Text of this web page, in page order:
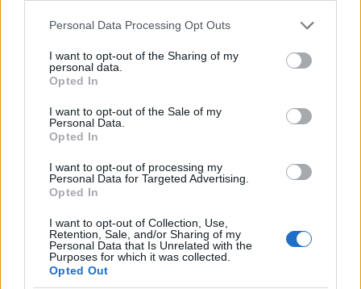
Please note that this website/app uses one or more Google
not limited to your visit or usage behaviour. You may click to
grant or deny consent to Google and its third-party tags to
use your data for below specified purposes in below Google
consent section.
Personal Data Processing Opt Outs
I want to opt-out of the Sharing of my
personal data.
Opted In
I want to opt-out of the Sale of my
Personal Data.
Opted In
I want to opt-out of processing my
Personal Data for Targeted Advertising.
Opted In
I want to opt-out of Collection, Use,
Retention, Sale, and/or Sharing of my
Personal Data that Is Unrelated with the
Purposes for which it was collected.
Opted Out
hálószemeket ráhagyással vágjuk el, akkor saját
anyagával tudjuk a kerethez kötözni. Amint
megvagyunk, a felhálózott előtétet helyezzük az
odúra. A felső hálótöbbletet simítsuk a tetőre, az
C odú szőrmés ragadozók ellen védő
drótkosárelőkéjének elkészítési lépései
Ha jól dolgoztunk, akkor az odú bejárata teljesen
zárt. Ezért is fontos, hogy a hálófal elejére vágjunk
egy kb. 3 cm nagyságú lyukat (a „csibedrótnál”